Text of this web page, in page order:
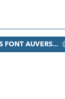
FONT AUVERS...